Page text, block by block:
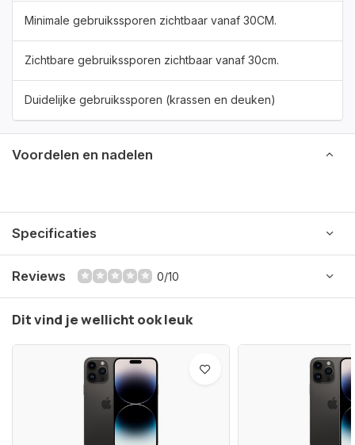
Minimale gebruikssporen zichtbaar vanaf 30CM.
Zichtbare gebruikssporen zichtbaar vanaf 30cm.
Duidelijke gebruikssporen (krassen en deuken)
Voordelen en nadelen
Specificaties
Reviews 0/10
Dit vind je wellicht ook leuk